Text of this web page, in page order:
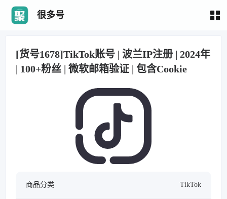
很多号
[货号1678]TikTok账号 | 波兰IP注册 | 2024年
| 100+粉丝 | 微软邮箱验证 | 包含Cookie
商品分类 TikTok